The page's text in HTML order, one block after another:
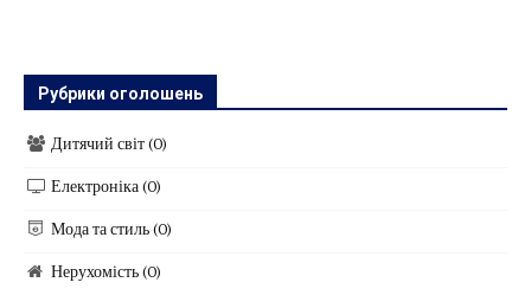
Рубрики оголошень
Дитячий світ(0)
Електроніка(0)
Мода та стиль(0)
Нерухомість(0)